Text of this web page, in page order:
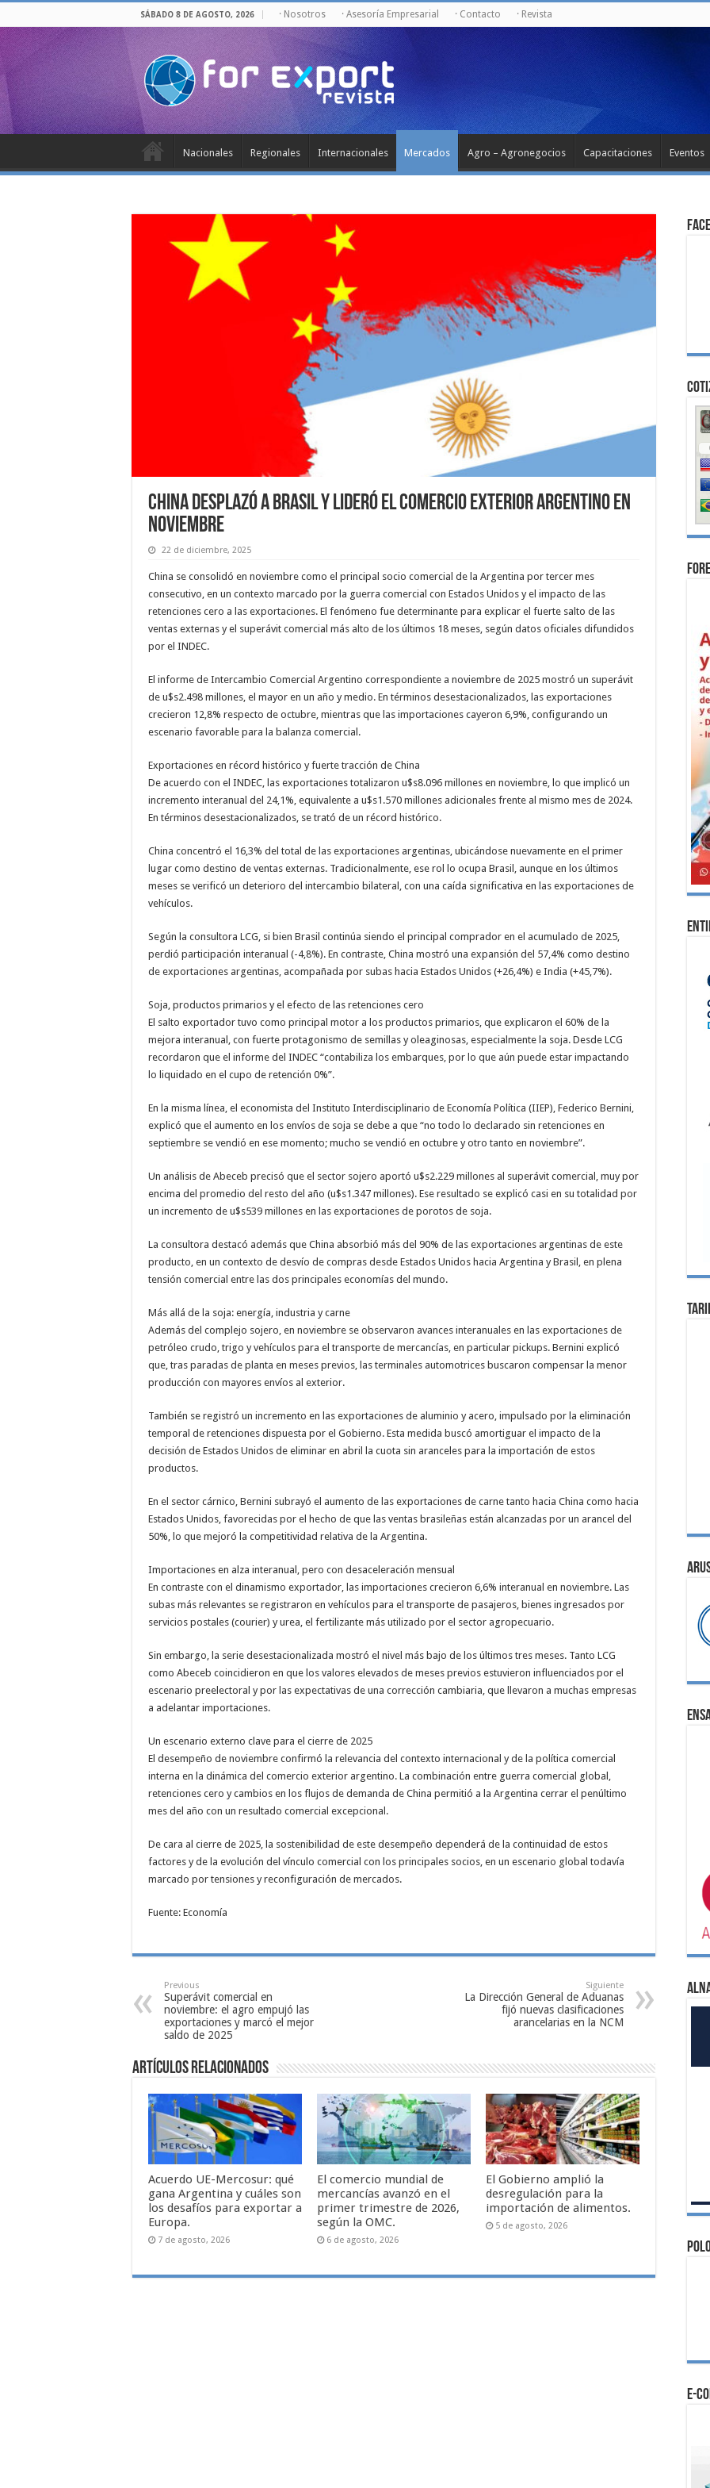
SÁBADO 8 DE AGOSTO, 2026 · Nosotros · Asesoría Empresarial · Contacto · Revista
Nacionales Regionales Internacionales Mercados Agro – Agronegocios Capacitaciones Eventos
China desplazó a Brasil y lideró el comercio exterior argentino en
noviembre
22 de diciembre, 2025
China se consolidó en noviembre como el principal socio comercial de la Argentina por tercer mes
consecutivo, en un contexto marcado por la guerra comercial con Estados Unidos y el impacto de las
retenciones cero a las exportaciones. El fenómeno fue determinante para explicar el fuerte salto de las
ventas externas y el superávit comercial más alto de los últimos 18 meses, según datos oficiales difundidos
por el INDEC.
El informe de Intercambio Comercial Argentino correspondiente a noviembre de 2025 mostró un superávit
de u$s2.498 millones, el mayor en un año y medio. En términos desestacionalizados, las exportaciones
crecieron 12,8% respecto de octubre, mientras que las importaciones cayeron 6,9%, configurando un
escenario favorable para la balanza comercial.
Exportaciones en récord histórico y fuerte tracción de China
De acuerdo con el INDEC, las exportaciones totalizaron u$s8.096 millones en noviembre, lo que implicó un
incremento interanual del 24,1%, equivalente a u$s1.570 millones adicionales frente al mismo mes de 2024.
En términos desestacionalizados, se trató de un récord histórico.
China concentró el 16,3% del total de las exportaciones argentinas, ubicándose nuevamente en el primer
lugar como destino de ventas externas. Tradicionalmente, ese rol lo ocupa Brasil, aunque en los últimos
meses se verificó un deterioro del intercambio bilateral, con una caída significativa en las exportaciones de
vehículos.
Según la consultora LCG, si bien Brasil continúa siendo el principal comprador en el acumulado de 2025,
perdió participación interanual (-4,8%). En contraste, China mostró una expansión del 57,4% como destino
de exportaciones argentinas, acompañada por subas hacia Estados Unidos (+26,4%) e India (+45,7%).
Soja, productos primarios y el efecto de las retenciones cero
El salto exportador tuvo como principal motor a los productos primarios, que explicaron el 60% de la
mejora interanual, con fuerte protagonismo de semillas y oleaginosas, especialmente la soja. Desde LCG
recordaron que el informe del INDEC “contabiliza los embarques, por lo que aún puede estar impactando
lo liquidado en el cupo de retención 0%”.
En la misma línea, el economista del Instituto Interdisciplinario de Economía Política (IIEP), Federico Bernini,
explicó que el aumento en los envíos de soja se debe a que “no todo lo declarado sin retenciones en
septiembre se vendió en ese momento; mucho se vendió en octubre y otro tanto en noviembre”.
Un análisis de Abeceb precisó que el sector sojero aportó u$s2.229 millones al superávit comercial, muy por
encima del promedio del resto del año (u$s1.347 millones). Ese resultado se explicó casi en su totalidad por
un incremento de u$s539 millones en las exportaciones de porotos de soja.
La consultora destacó además que China absorbió más del 90% de las exportaciones argentinas de este
producto, en un contexto de desvío de compras desde Estados Unidos hacia Argentina y Brasil, en plena
tensión comercial entre las dos principales economías del mundo.
Más allá de la soja: energía, industria y carne
Además del complejo sojero, en noviembre se observaron avances interanuales en las exportaciones de
petróleo crudo, trigo y vehículos para el transporte de mercancías, en particular pickups. Bernini explicó
que, tras paradas de planta en meses previos, las terminales automotrices buscaron compensar la menor
producción con mayores envíos al exterior.
También se registró un incremento en las exportaciones de aluminio y acero, impulsado por la eliminación
temporal de retenciones dispuesta por el Gobierno. Esta medida buscó amortiguar el impacto de la
decisión de Estados Unidos de eliminar en abril la cuota sin aranceles para la importación de estos
productos.
En el sector cárnico, Bernini subrayó el aumento de las exportaciones de carne tanto hacia China como hacia
Estados Unidos, favorecidas por el hecho de que las ventas brasileñas están alcanzadas por un arancel del
50%, lo que mejoró la competitividad relativa de la Argentina.
Importaciones en alza interanual, pero con desaceleración mensual
En contraste con el dinamismo exportador, las importaciones crecieron 6,6% interanual en noviembre. Las
subas más relevantes se registraron en vehículos para el transporte de pasajeros, bienes ingresados por
servicios postales (courier) y urea, el fertilizante más utilizado por el sector agropecuario.
Sin embargo, la serie desestacionalizada mostró el nivel más bajo de los últimos tres meses. Tanto LCG
como Abeceb coincidieron en que los valores elevados de meses previos estuvieron influenciados por el
escenario preelectoral y por las expectativas de una corrección cambiaria, que llevaron a muchas empresas
a adelantar importaciones.
Un escenario externo clave para el cierre de 2025
El desempeño de noviembre confirmó la relevancia del contexto internacional y de la política comercial
interna en la dinámica del comercio exterior argentino. La combinación entre guerra comercial global,
retenciones cero y cambios en los flujos de demanda de China permitió a la Argentina cerrar el penúltimo
mes del año con un resultado comercial excepcional.
De cara al cierre de 2025, la sostenibilidad de este desempeño dependerá de la continuidad de estos
factores y de la evolución del vínculo comercial con los principales socios, en un escenario global todavía
marcado por tensiones y reconfiguración de mercados.
Fuente: Economía
Previous
Superávit comercial en
noviembre: el agro empujó las
exportaciones y marcó el mejor
saldo de 2025
Siguiente
La Dirección General de Aduanas
fijó nuevas clasificaciones
arancelarias en la NCM
Artículos relacionados
Acuerdo UE-Mercosur: qué
gana Argentina y cuáles son
los desafíos para exportar a
Europa.
7 de agosto, 2026
El comercio mundial de
mercancías avanzó en el
primer trimestre de 2026,
según la OMC.
6 de agosto, 2026
El Gobierno amplió la
desregulación para la
importación de alimentos.
5 de agosto, 2026
e-